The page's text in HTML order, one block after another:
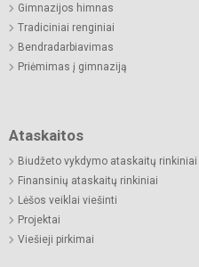
Gimnazijos himnas
Tradiciniai renginiai
Bendradarbiavimas
Priėmimas į gimnaziją
Ataskaitos
Biudžeto vykdymo ataskaitų rinkiniai
Finansinių ataskaitų rinkiniai
Lėšos veiklai viešinti
Projektai
Viešieji pirkimai